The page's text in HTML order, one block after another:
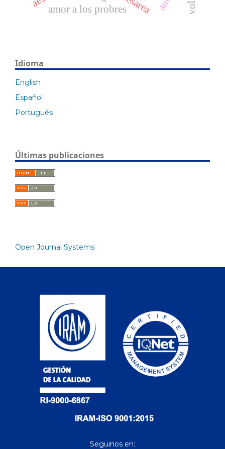
amor a los probres
Idioma
English
Español
Português
Últimas publicaciones
Open Journal Systems
Seguinos en: